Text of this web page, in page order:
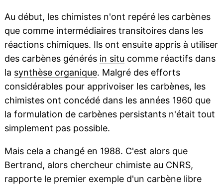
Au début, les chimistes n'ont repéré les carbènes
que comme intermédiaires transitoires dans les
réactions chimiques. Ils ont ensuite appris à utiliser
des carbènes générés in situ comme réactifs dans
la synthèse organique. Malgré des efforts
considérables pour apprivoiser les carbènes, les
chimistes ont concédé dans les années 1960 que
la formulation de carbènes persistants n'était tout
simplement pas possible.
Mais cela a changé en 1988. C'est alors que
Bertrand, alors chercheur chimiste au CNRS,
rapporte le premier exemple d'un carbène libre